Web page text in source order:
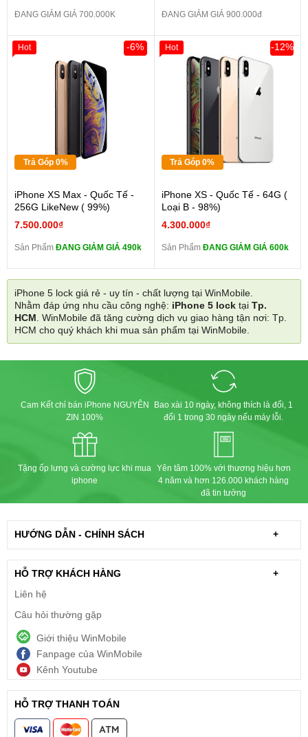
ĐANG GIẢM GIÁ 700.000K ĐANG GIẢM GIÁ 900.000đ
Trả Góp 0%
iPhone XS Max - Quốc Tế -
256G LikeNew ( 99%)
7.500.000₫
-6%
Sản Phẩm ĐANG GIẢM GIÁ 490k
Hot
Trả Góp 0%
iPhone XS - Quốc Tế - 64G (
Loại B - 98%)
4.300.000₫
-12%
Sản Phẩm ĐANG GIẢM GIÁ 600k
Hot
iPhone 5 lock giá rẻ - uy tín - chất lượng tại WinMobile.
Nhằm đáp ứng nhu cầu công nghệ: iPhone 5 lock tại Tp.
HCM. WinMobile đã tăng cường dịch vụ giao hàng tận nơi: Tp.
HCM cho quý khách khi mua sản phẩm tại WinMobile.
Cam Kết chỉ bán iPhone NGUYÊN
ZIN 100%
Bao xài 10 ngày, không thích là đổi, 1
đổi 1 trong 30 ngày nếu máy lỗi.
Tặng ốp lưng và cường lực khi mua
iphone
Yên tâm 100% với thương hiệu hơn
4 năm và hơn 126.000 khách hàng
đã tin tưởng
HƯỚNG DẪN - CHÍNH SÁCH +
HỖ TRỢ KHÁCH HÀNG
+
Liên hệ
Câu hỏi thường gặp
Giới thiệu WinMobile
Fanpage của WinMobile
Kênh Youtube
HỖ TRỢ THANH TOÁN